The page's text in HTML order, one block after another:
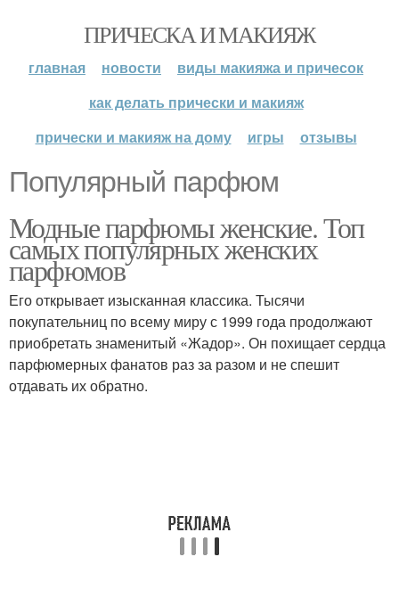
ПРИЧЕСКА И МАКИЯЖ
главная новости
виды макияжа и причесок
как делать прически и макияж
прически и макияж на дому
игры отзывы
Популярный парфюм
Модные парфюмы женские. Топ
самых популярных женских
парфюмов
Его открывает изысканная классика. Тысячи
покупательниц по всему миру с 1999 года продолжают
приобретать знаменитый «Жадор». Он похищает сердца
парфюмерных фанатов раз за разом и не спешит
отдавать их обратно.